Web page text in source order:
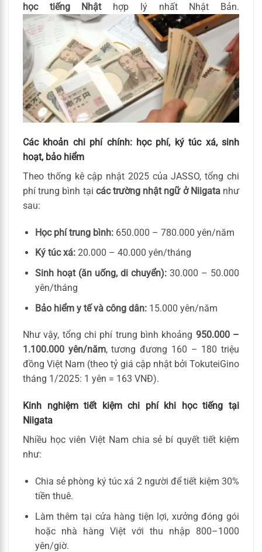
học tiếng Nhậthợp lý nhất Nhật Bản.
Các khoản chi phí chính: học phí, ký túc xá, sinh
hoạt, bảo hiểm
Theo thống kê cập nhật 2025 của JASSO, tổng chi
phí trung bình tại các trường nhật ngữ ở Niigatanhư
sau:
Học phí trung bình:650.000 – 780.000 yên/năm
Ký túc xá:20.000 – 40.000 yên/tháng
Sinh hoạt (ăn uống, di chuyển):30.000 – 50.000
yên/tháng
Bảo hiểm y tế và công dân:15.000 yên/năm
Như vậy, tổng chi phí trung bình khoảng 950.000 –
1.100.000 yên/năm, tương đương 160 – 180 triệu
đồng Việt Nam (theo tỷ giá cập nhật bởi TokuteiGino
tháng 1/2025: 1 yên = 163 VNĐ).
Kinh nghiệm tiết kiệm chi phí khi học tiếng tại
Niigata
Nhiều học viên Việt Nam chia sẻ bí quyết tiết kiệm
như:
Chia sẻ phòng ký túc xá 2 người để tiết kiệm 30%
tiền thuê.
Làm thêm tại cửa hàng tiện lợi, xưởng đóng gói
hoặc nhà hàng Việt với thu nhập 800–1000
yên/giờ.